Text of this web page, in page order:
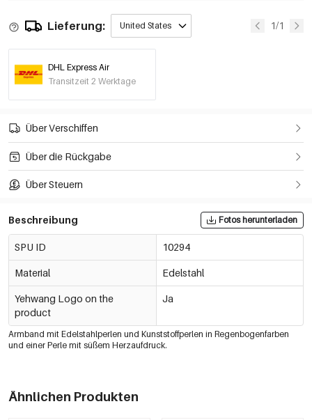
Lieferung: United States 1/1
DHL Express Air
Transitzeit 2 Werktage
Über Verschiffen
Über die Rückgabe
Über Steuern
Beschreibung Fotos herunterladen
SPU ID 10294
Material Edelstahl
Yehwang Logo on the
product
Ja
Armband mit Edelstahlperlen und Kunststoffperlen in Regenbogenfarben
und einer Perle mit süßem Herzaufdruck.
Ähnlichen Produkten